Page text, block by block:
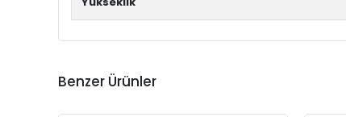
Benzer Ürünler